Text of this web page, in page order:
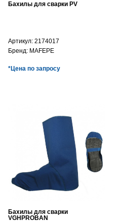
Бахилы для сварки PV
Артикул: 2174017
Бренд: MAFEPE
*Цена по запросу
Бахилы для сварки
VGHPROBAN